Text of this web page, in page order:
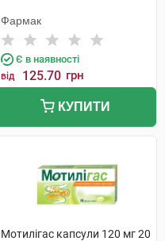
Фармак
Є в наявності
від 125.70 грн
КУПИТИ
Мотилігас капсули 120 мг 20